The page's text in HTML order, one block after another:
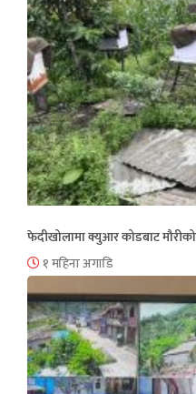
फेदीखोलामा क्युआर कोडबाट
१ महिना अगाडि